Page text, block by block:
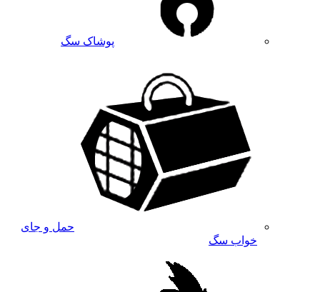
پوشاک سگ
حمل و جای
خواب سگ